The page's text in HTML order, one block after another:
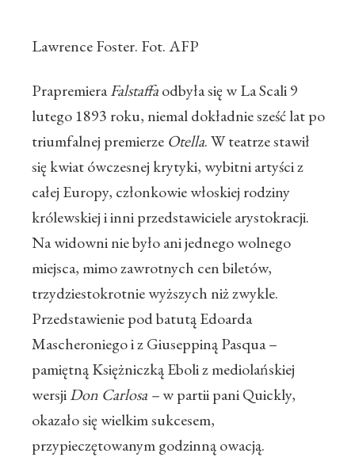
Lawrence Foster. Fot. AFP
PrapremieraFalstaffaodbyła się w La Scali 9
lutego 1893 roku, niemal dokładnie sześć lat po
triumfalnej premierze Otella. W teatrze stawił
się kwiat ówczesnej krytyki, wybitni artyści z
całej Europy, członkowie włoskiej rodziny
królewskiej i inni przedstawiciele arystokracji.
Na widowni nie było ani jednego wolnego
miejsca, mimo zawrotnych cen biletów,
trzydziestokrotnie wyższych niż zwykle.
Przedstawienie pod batutą Edoarda
Mascheroniego i z Giuseppiną Pasqua –
pamiętną Księżniczką Eboli z mediolańskiej
wersjiDon Carlosa –w partii pani Quickly,
okazało się wielkim sukcesem,
przypieczętowanym godzinną owacją.